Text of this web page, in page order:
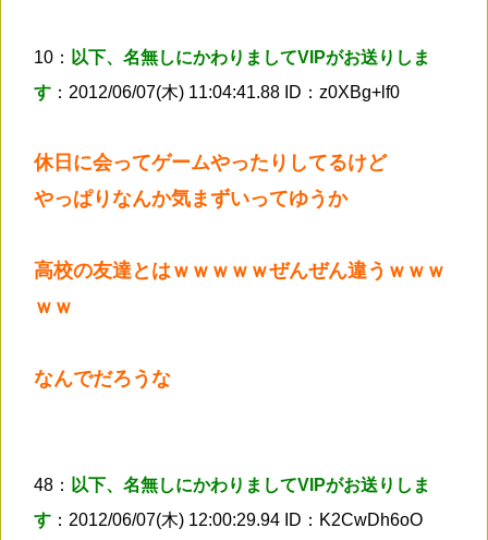
10： 以下、名無しにかわりましてVIPがお送りしま
す ：2012/06/07(木) 11:04:41.88 ID：z0XBg+lf0
休日に会ってゲームやったりしてるけど
やっぱりなんか気まずいってゆうか
高校の友達とはｗｗｗｗｗぜんぜん違うｗｗｗ
ｗｗ
なんでだろうな
48： 以下、名無しにかわりましてVIPがお送りしま
す ：2012/06/07(木) 12:00:29.94 ID：K2CwDh6oO